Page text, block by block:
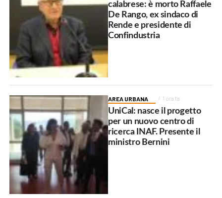
calabrese: è morto Raffaele
De Rango, ex sindaco di
Rende e presidente di
Confindustria
AREA URBANA 1 ora fa
UniCal: nasce il progetto
per un nuovo centro di
ricerca INAF. Presente il
ministro Bernini